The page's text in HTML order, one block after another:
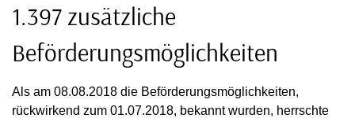
1.397 zusätzliche
Beförderungsmöglichkeiten
Als am 08.08.2018 die Beförderungsmöglichkeiten,
rückwirkend zum 01.07.2018, bekannt wurden, herrschte